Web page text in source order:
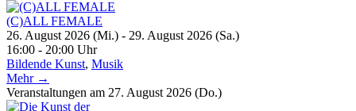
(C)ALL FEMALE
26. August 2026 (Mi.) - 29. August 2026 (Sa.)
16:00 - 20:00 Uhr
Bildende Kunst, Musik
Mehr →
Veranstaltungen am 27. August 2026 (Do.)